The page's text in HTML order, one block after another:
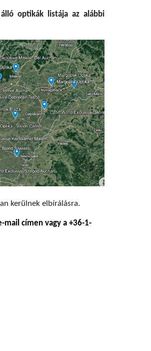
optikák listája az alábbi
kerülnek elbírálásra.
mail címen vagy a +36-1-